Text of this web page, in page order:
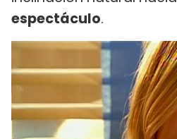
espectáculo.